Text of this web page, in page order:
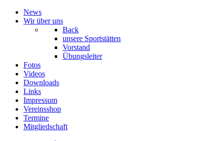
News
Wir über uns
Back
unsere Sportstätten
Vorstand
Übungsleiter
Fotos
Videos
Downloads
Links
Impressum
Vereinsshop
Termine
Mitgliedschaft